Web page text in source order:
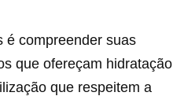
é compreender suas
que ofereçam hidratação
que respeitem a